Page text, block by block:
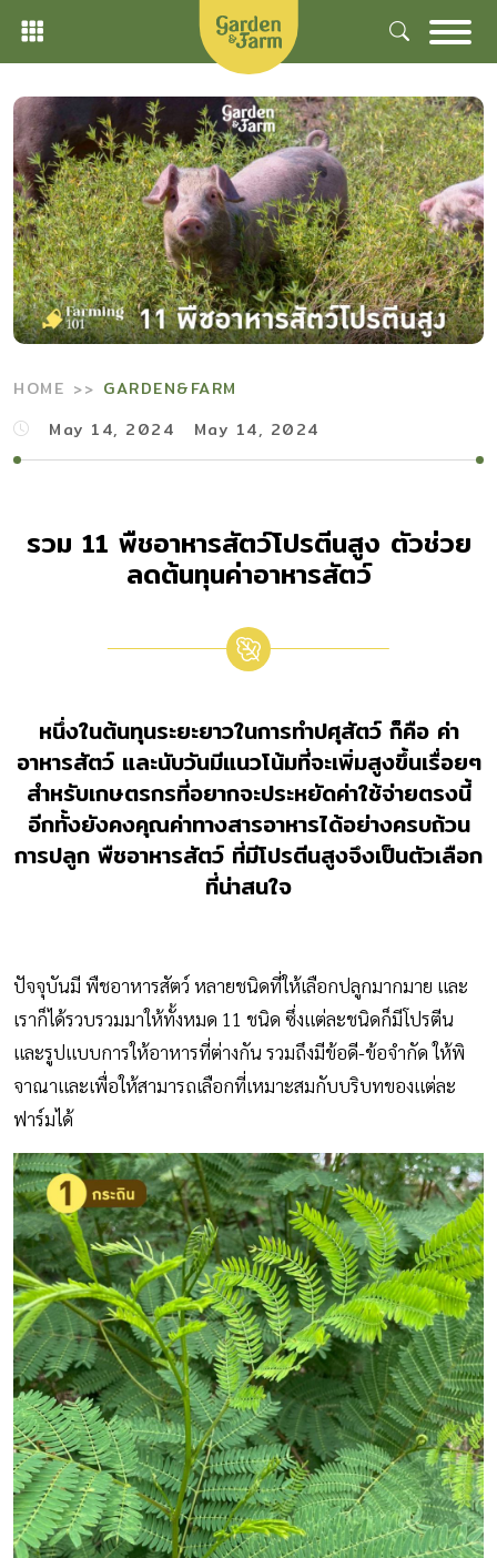
Skip
content
HOME
GARDEN&FARM
May 14, 2024
May 14, 2024
รวม 11 พืชอาหารสัตว์โปรตีนสูง ตัวช่วย
ลดต้นทุนค่าอาหารสัตว์
หนึ่งในต้นทุนระยะยาวในการทำปศุสัตว์ ก็คือ ค่า
อาหารสัตว์ และนับวันมีแนวโน้มที่จะเพิ่มสูงขึ้นเรื่อยๆ
สำหรับเกษตรกรที่อยากจะประหยัดค่าใช้จ่ายตรงนี้
อีกทั้งยังคงคุณค่าทางสารอาหารได้อย่างครบถ้วน
การปลูก พืชอาหารสัตว์ ที่มีโปรตีนสูงจึงเป็นตัวเลือก
ที่น่าสนใจ
ปัจจุบันมี พืชอาหารสัตว์ หลายชนิดที่ให้เลือกปลูกมากมาย และ
เราก็ได้รวบรวมมาให้ทั้งหมด 11 ชนิด ซึ่งแต่ละชนิดก็มีโปรตีน
และรูปแบบการให้อาหารที่ต่างกัน รวมถึงมีข้อดี-ข้อจำกัด ให้พิ
จาณาและเพื่อให้สามารถเลือกที่เหมาะสมกับบริบทของแต่ละ
ฟาร์มได้